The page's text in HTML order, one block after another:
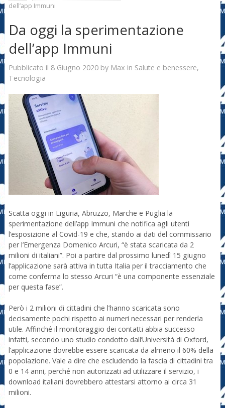
dell’app Immuni
Da oggi la sperimentazione
dell’app Immuni
Pubblicato il 8 Giugno 2020by Max in Salute e benessere,
Tecnologia
Scatta oggi in Liguria, Abruzzo, Marche e Puglia la
sperimentazione dell’app Immuni che notifica agli utenti
l’esposizione al Covid-19 e che, stando ai dati del commissario
per l’Emergenza Domenico Arcuri, “è stata scaricata da 2
milioni di italiani”. Poi a partire dal prossimo lunedì 15 giugno
l’applicazione sarà attiva in tutta Italia per il tracciamento che
come conferma lo stesso Arcuri “è una componente essenziale
per questa fase”.
Però i 2 milioni di cittadini che l’hanno scaricata sono
decisamente pochi rispetto ai numeri necessari per renderla
utile. Affinché il monitoraggio dei contatti abbia successo
infatti, secondo uno studio condotto dall’Università di Oxford,
l’applicazione dovrebbe essere scaricata da almeno il 60% della
popolazione. Vale a dire che escludendo la fascia di cittadini tra
0 e 14 anni, perché non autorizzati ad utilizzare il servizio, i
download italiani dovrebbero attestarsi attorno ai circa 31
milioni.